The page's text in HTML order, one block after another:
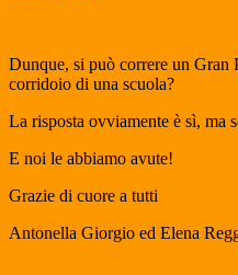
Dunque, si può correre un Gran
corridoio di una scuola?
La risposta ovviamente è sì, ma
E noi le abbiamo avute!
Grazie di cuore a tutti
Antonella Giorgio ed Elena